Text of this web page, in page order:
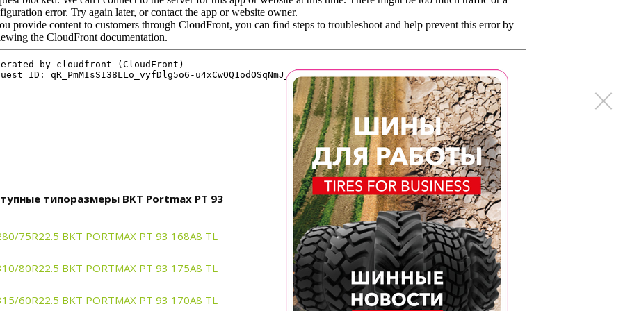
типоразмеры BKT Portmax PT 93
75R22.5 BKT PORTMAX PT 93 168A8 TL
80R22.5 BKT PORTMAX PT 93 175A8 TL
60R22.5 BKT PORTMAX PT 93 170A8 TL